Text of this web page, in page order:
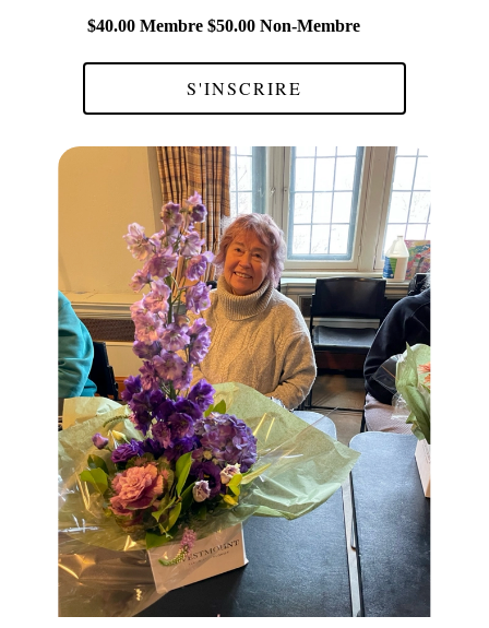
$40.00 Membre $50.00 Non-Membre
S'INSCRIRE